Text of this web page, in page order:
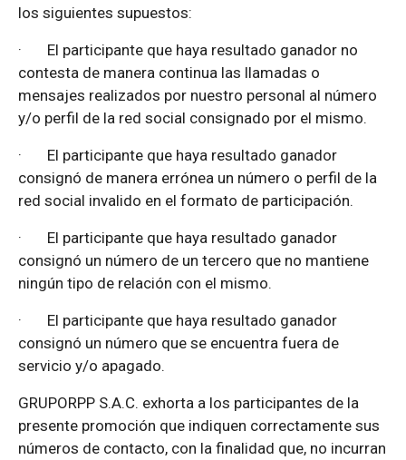
los siguientes supuestos:
· El participante que haya resultado ganador no
contesta de manera continua las llamadas o
mensajes realizados por nuestro personal al número
y/o perfil de la red social consignado por el mismo.
· El participante que haya resultado ganador
consignó de manera errónea un número o perfil de la
red social invalido en el formato de participación.
· El participante que haya resultado ganador
consignó un número de un tercero que no mantiene
ningún tipo de relación con el mismo.
· El participante que haya resultado ganador
consignó un número que se encuentra fuera de
servicio y/o apagado.
GRUPORPP S.A.C. exhorta a los participantes de la
presente promoción que indiquen correctamente sus
números de contacto, con la finalidad que, no incurran